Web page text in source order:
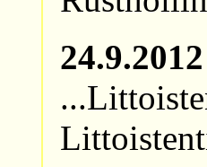
24.9.2012